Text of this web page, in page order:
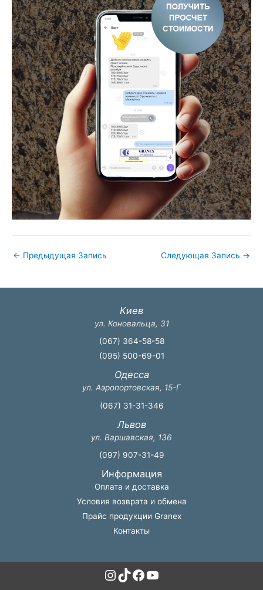
← Предыдущая Запись Следующая Запись →
Киев
ул. Коновальца, 31
(067) 364-58-58
(095) 500-69-01
Одесса
ул. Аэропортовская, 15-Г
(067) 31-31-346
Львов
ул. Варшавская, 136
(097) 907-31-49
Информация
Оплата и доставка
Условия возврата и обмена
Прайс продукции Granex
Контакты
Instagram
TikTok
Facebook
YouTube